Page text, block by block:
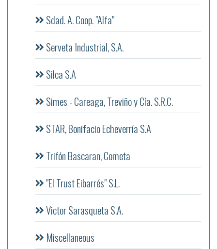
Sdad. A. Coop. "Alfa"
Serveta Industrial, S.A.
Silca S.A
Simes - Careaga, Treviño y Cía. S.R.C.
STAR, Bonifacio Echeverría S.A
Trifón Bascaran, Cometa
"El Trust Eibarrés" S.L.
Victor Sarasqueta S.A.
Miscellaneous